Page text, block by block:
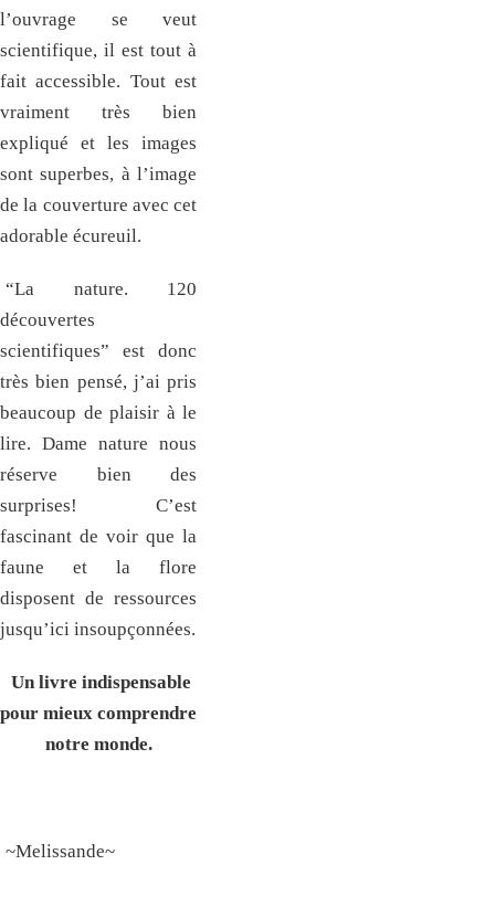
l’ouvrage se veut
scientifique, il est tout à
fait accessible. Tout est
vraiment très bien
expliqué et les images
sont superbes, à l’image
de la couverture avec cet
adorable écureuil.
“La nature. 120
découvertes
scientifiques” est donc
très bien pensé, j’ai pris
beaucoup de plaisir à le
lire. Dame nature nous
réserve bien des
surprises! C’est
fascinant de voir que la
faune et la flore
disposent de ressources
jusqu’ici insoupçonnées.
Un livre indispensable
pour mieux comprendre
notre monde.
~Melissande~